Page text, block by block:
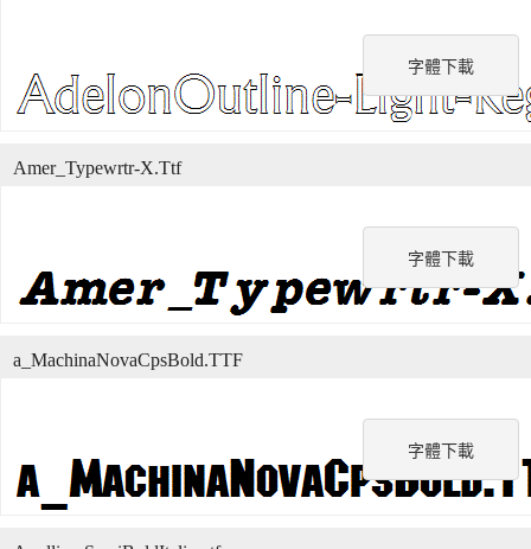
字體下載
字體下載
Amer_Typewrtr-X.Ttf
字體下載
a_MachinaNovaCpsBold.TTF